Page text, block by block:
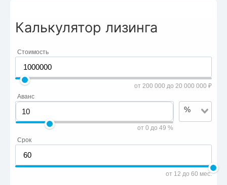
Калькулятор лизинга
Стоимость
от 200 000 до 20 000 000 ₽
Аванс
от 0 до 49 %
%
Срок
от 12 до 60 мес.